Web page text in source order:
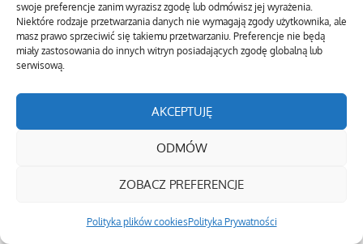
swoje preferencje zanim wyrazisz zgodę lub odmówisz jej wyrażenia.
Niektóre rodzaje przetwarzania danych nie wymagają zgody użytkownika, ale
masz prawo sprzeciwić się takiemu przetwarzaniu. Preferencje nie będą
miały zastosowania do innych witryn posiadających zgodę globalną lub
serwisową.
AKCEPTUJĘ
ODMÓW
ZOBACZ PREFERENCJE
Polityka plików cookiesPolityka Prywatności